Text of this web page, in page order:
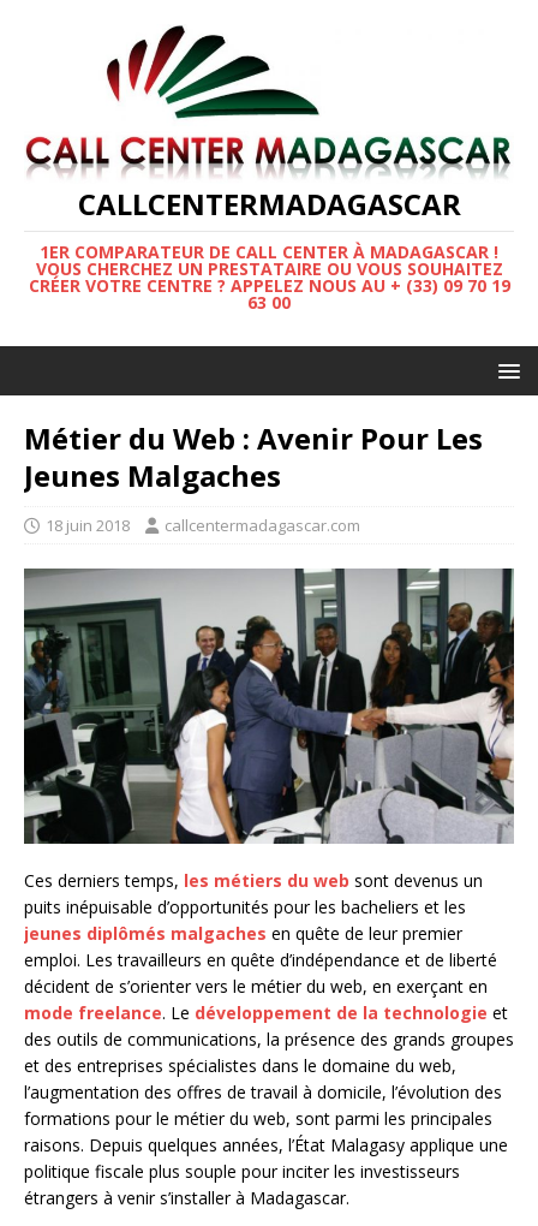
CALLCENTERMADAGASCAR
1ER COMPARATEUR DE CALL CENTER À MADAGASCAR !
VOUS CHERCHEZ UN PRESTATAIRE OU VOUS SOUHAITEZ
CRÉER VOTRE CENTRE ? APPELEZ NOUS AU + (33) 09 70 19
63 00
Métier du Web : Avenir Pour Les
Jeunes Malgaches
18 juin 2018 callcentermadagascar.com
Ces derniers temps, les métiers du web sont devenus un
puits inépuisable d’opportunités pour les bacheliers et les
jeunes diplômés malgaches en quête de leur premier
emploi. Les travailleurs en quête d’indépendance et de liberté
décident de s’orienter vers le métier du web, en exerçant en
mode freelance. Le développement de la technologie et
des outils de communications, la présence des grands groupes
et des entreprises spécialistes dans le domaine du web,
l’augmentation des offres de travail à domicile, l’évolution des
formations pour le métier du web, sont parmi les principales
raisons. Depuis quelques années, l’État Malagasy applique une
politique fiscale plus souple pour inciter les investisseurs
étrangers à venir s’installer à Madagascar.